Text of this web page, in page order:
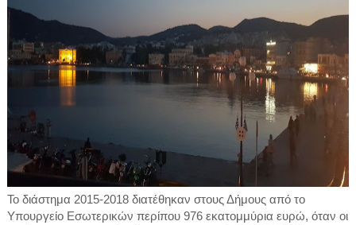
Το διάστημα 2015-2018 διατέθηκαν στους Δήμους από το
Υπουργείο Εσωτερικών περίπου 976 εκατομμύρια ευρώ, όταν οι